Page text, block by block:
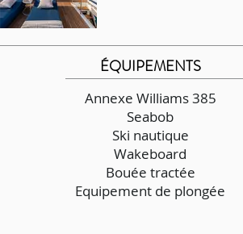
ÉQUIPEMENTS
Annexe Williams 385
Seabob
Ski nautique
Wakeboard
Bouée tractée
Equipement de plongée